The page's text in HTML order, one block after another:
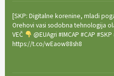
[SKP: Digitalne korenine, mladi
Orehovi vasi sodobna tehnologija
VEČ
@EUAgri #IMCAP #CAP
https://t.co/wEaow88sh8